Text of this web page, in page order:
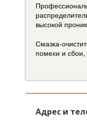
высокой
Смазка-
помехи и
Адрес и